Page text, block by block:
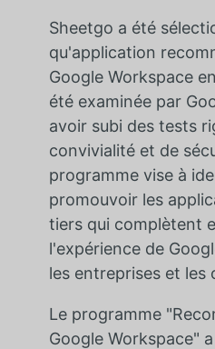
Sheetgo a été
qu'application
Google Workspace
été examinée par
avoir subi des tests
convivialité et de
programme vise à
promouvoir les
tiers qui complètent
l'expérience de
les entreprises et les
Le programme
Google Workspace"